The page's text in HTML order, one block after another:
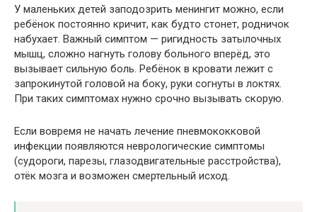
У маленьких детей заподозрить менингит можно, если
ребёнок постоянно кричит, как будто стонет, родничок
набухает. Важный симптом — ригидность затылочных
мышц, сложно нагнуть голову больного вперёд, это
вызывает сильную боль. Ребёнок в кровати лежит с
запрокинутой головой на боку, руки согнуты в локтях.
При таких симптомах нужно срочно вызывать скорую.
Если вовремя не начать лечение пневмококковой
инфекции появляются неврологические симптомы
(судороги, парезы, глазодвигательные расстройства),
отёк мозга и возможен смертельный исход.